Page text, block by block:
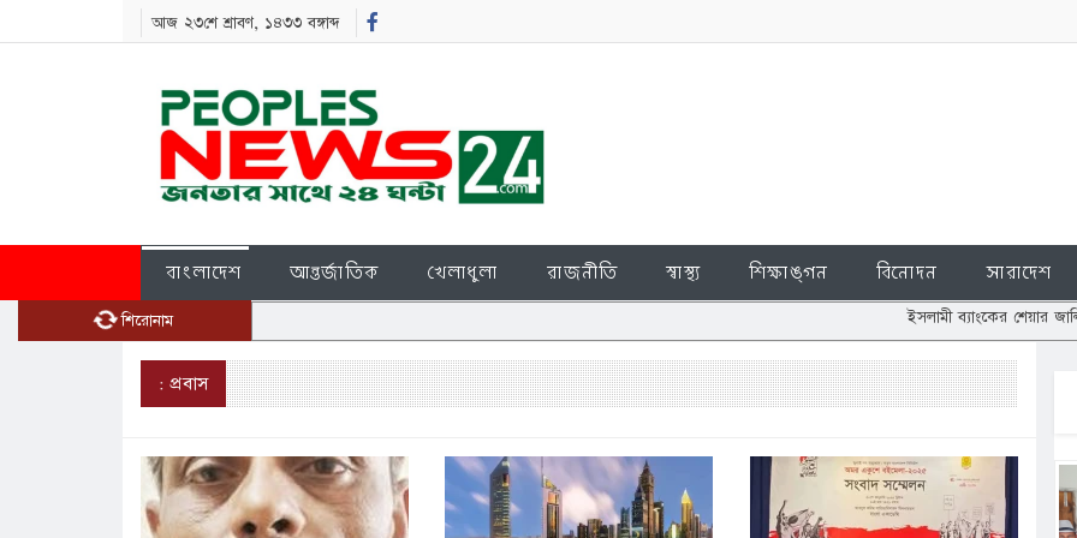
আজ ২৩শে শ্রাবণ, ১৪৩৩ বঙ্গাব্দ
বাংলাদেশ আন্তর্জাতিক খেলাধুলা রাজনীতি স্বাস্থ্য শিক্ষাঙ্গন বিনোদন সারাদেশ
শিরোনাম ইসলামী ব্যাংকের শেয়ার জালিয়াতি:
: প্রবাস